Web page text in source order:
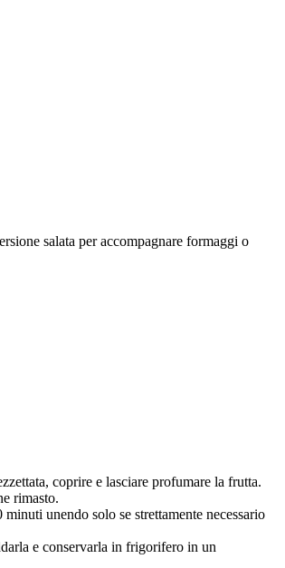
salata per accompagnare formaggi o
coprire e lasciare profumare la frutta.
rimasto.
unendo solo se strettamente necessario
e conservarla in frigorifero in un